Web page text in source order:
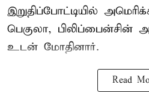
இறுதிப்போட்டியில்
பெகுலா, பிலிப்பைன்சின்
உடன் மோதினார்.
Read